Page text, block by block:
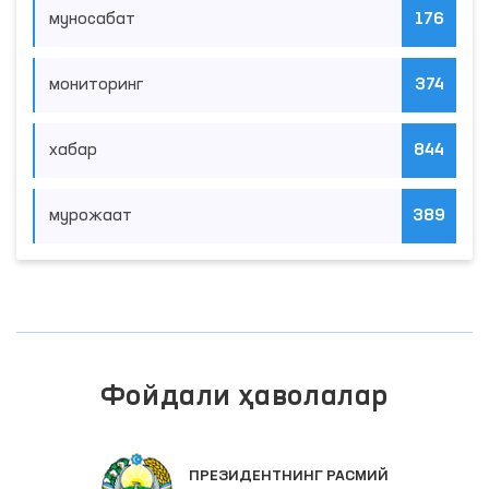
муносабат 176
мониторинг 374
хабар 844
мурожаат 389
Фойдали ҳаволалар
ПРЕЗИДЕНТНИНГ РАСМИЙ